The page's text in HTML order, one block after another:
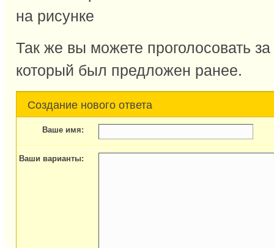
Так же вы можете проголосовать
который был предложен ранее.
Создание нового ответа
Ваше имя:
Ваши варианты: